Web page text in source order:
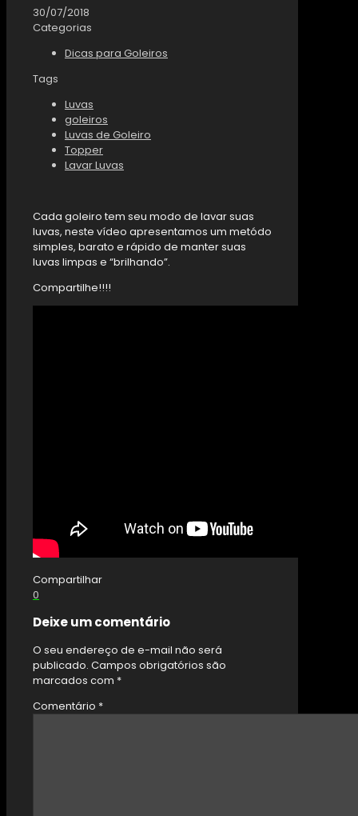
30/07/2018
Categorias
Dicas para Goleiros
Tags
Luvas
goleiros
Luvas de Goleiro
Topper
Lavar Luvas
Cada goleiro tem seu modo de lavar suas
luvas, neste vídeo apresentamos um metódo
simples, barato e rápido de manter suas
luvas limpas e “brilhando”.
Compartilhe!!!!
Compartilhar
0
Deixe um comentário
O seu endereço de e-mail não será
publicado. Campos obrigatórios são
marcados com *
Comentário *